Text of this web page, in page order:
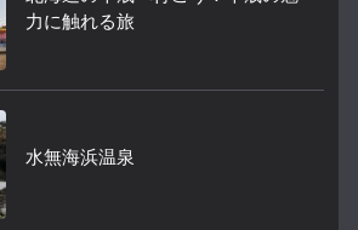
力に触れる旅
水無海浜温泉